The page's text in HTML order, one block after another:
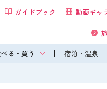
る・買う 宿泊・温泉
ガイドブック 動画ギャ